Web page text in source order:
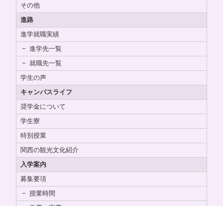
その他
進路
進学就職実績
進学先一覧
就職先一覧
学生の声
キャンパスライフ
奨学金について
学生寮
特別授業
関西の観光文化紹介
入学案内
募集要項
授業時間